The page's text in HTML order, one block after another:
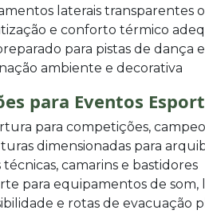
laterais transparentes
e conforto térmico
para pistas de dança
ambiente e decorativa
para Eventos
para competições,
dimensionadas para
técnicas, camarins e bastidores
para equipamentos de som,
e rotas de evacuação